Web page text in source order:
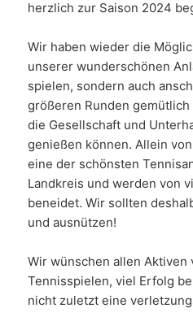
herzlich zur Saison 2024
Wir haben wieder die
unserer wunderschönen
spielen, sondern auch
größeren Runden
die Gesellschaft und
genießen können. Allein
eine der schönsten
Landkreis und werden von
beneidet. Wir sollten
und ausnützen!
Wir wünschen allen Aktiven
Tennisspielen, viel Erfolg
nicht zuletzt eine